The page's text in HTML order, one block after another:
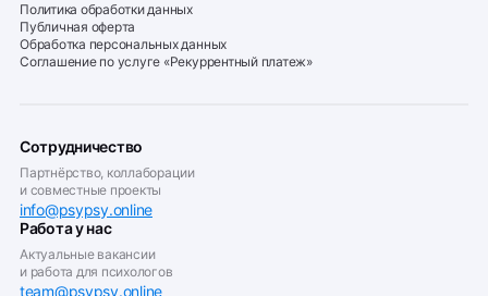
Политика обработки данных
Публичная оферта
Обработка персональных данных
Соглашение по услуге «Рекуррентный платеж»
Сотрудничество
Партнёрство, коллаборации
и совместные проекты
info@psypsy.online
Работа у нас
Актуальные вакансии
и работа для психологов
team@psypsy.online